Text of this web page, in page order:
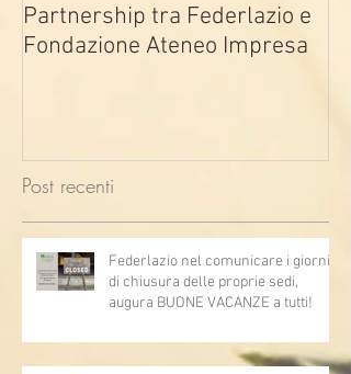
Partnership tra Federlazio e
Fondazione Ateneo Impresa
Post recenti
Federlazio nel comunicare i giorni
di chiusura delle proprie sedi,
augura BUONE VACANZE a tutti!